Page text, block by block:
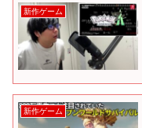
新作ゲーム
新作ゲーム